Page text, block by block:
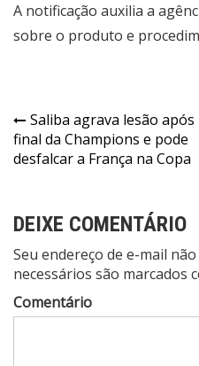
A notificação auxilia a
sobre o produto e
Navegação
de
Saliba agrava lesão após
final da Champions e pode
desfalcar a França na Copa
DEIXE COMENTÁRIO
Seu endereço de e-mail
necessários são marcados
Comentário